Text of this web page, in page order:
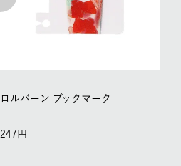
ロルバーン ブックマーク
247